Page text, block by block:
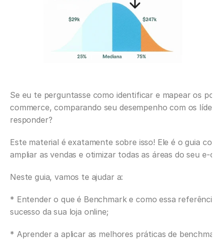
Se eu te perguntasse como identificar e mapear os
commerce, comparando seu desempenho com os
responder?
Este material é exatamente sobre isso! Ele é o guia
ampliar as vendas e otimizar todas as áreas do seu e-
Neste guia, vamos te ajudar a:
* Entender o que é Benchmark e como essa referência
sucesso da sua loja online;
* Aprender a aplicar as melhores práticas de